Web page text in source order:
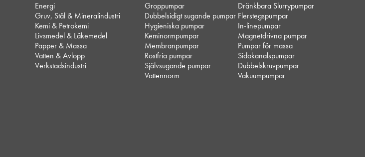
Energi
Gruv, Stål & Mineralindustri
Kemi & Petrokemi
Livsmedel & Läkemedel
Papper & Massa
Vatten & Avlopp
Verkstadsindustri
Groppumpar
Dränkbara Slurrypumpar
Dubbelsidigt sugande pumpar Flerstegspumpar
Hygieniska pumpar
In-linepumpar
Keminormpumpar
Magnetdrivna pumpar
Membranpumpar
Pumpar för massa
Rostfria pumpar
Sidokanalspumpar
Självsugande pumpar
Dubbelskruvpumpar
Vattennorm
Vakuumpumpar